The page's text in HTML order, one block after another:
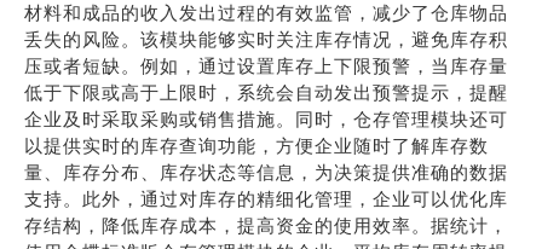
材料和成品的收入发出过程的有效监管，减少了仓库物品
丢失的风险。该模块能够实时关注库存情况，避免库存积
压或者短缺。例如，通过设置库存上下限预警，当库存量
低于下限或高于上限时，系统会自动发出预警提示，提醒
企业及时采取采购或销售措施。同时，仓存管理模块还可
以提供实时的库存查询功能，方便企业随时了解库存数
量、库存分布、库存状态等信息，为决策提供准确的数据
支持。此外，通过对库存的精细化管理，企业可以优化库
存结构，降低库存成本，提高资金的使用效率。据统计，